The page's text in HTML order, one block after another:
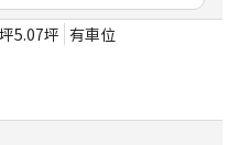
5.07坪 有車位